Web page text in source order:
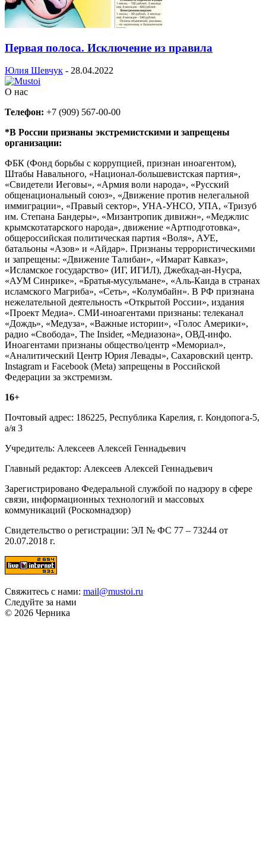
Первая полоса. Исключение из правила
Юлия Шевчук - 28.04.2022
О нас
Телефон: +7 (909) 567-00-00
*В России признаны экстремистскими и запрещены
организации:
ФБК (Фонд борьбы с коррупцией, признан иноагентом),
Штабы Навального, «Национал-большевистская партия»,
«Свидетели Иеговы», «Армия воли народа», «Русский
общенациональный союз», «Движение против нелегальной
иммиграции», «Правый сектор», УНА-УНСО, УПА, «Тризуб
им. Степана Бандеры», «Мизантропик дивижн», «Меджлис
крымскотатарского народа», движение «Артподготовка»,
общероссийская политическая партия «Воля», АУЕ,
батальоны «Азов» и «Айдар». Признаны террористическими
и запрещены: «Движение Талибан», «Имарат Кавказ»,
«Исламское государство» (ИГ, ИГИЛ), Джебхад-ан-Нусра,
«АУМ Синрике», «Братья-мусульмане», «Аль-Каида в странах
исламского Магриба», «Сеть», «Колумбайн». В РФ признана
нежелательной деятельность «Открытой России», издания
«Проект Медиа». СМИ-иноагентами признаны: телеканал
«Дождь», «Медуза», «Важные истории», «Голос Америки»,
радио «Свобода», The Insider, «Медиазона», ОВД-инфо.
Иноагентами признаны общество/центр «Мемориал»,
«Аналитический Центр Юрия Левады», Сахаровский центр.
Instagram и Facebook (Metа) запрещены в Российской
Федерации за экстремизм.
16+
Почтовый адрес: 186225, Республика Карелия, г. Кондопога-5,
а/я 3
Учредитель: Алексеев Алексей Геннадьевич
Главный редактор: Алексеев Алексей Геннадьевич
Зарегистрировано Федеральной службой по надзору в сфере
связи, информационных технологий и массовых
коммуникаций (Роскомнадзор)
Свидетельство о регистрации: ЭЛ № ФС 77 – 73244 от
20.07.2018 г.
Свяжитесь с нами: mail@mustoi.ru
Следуйте за нами
© 2026 Черника